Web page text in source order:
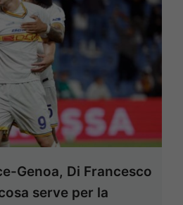
Genoa, Di Francesco
serve per la